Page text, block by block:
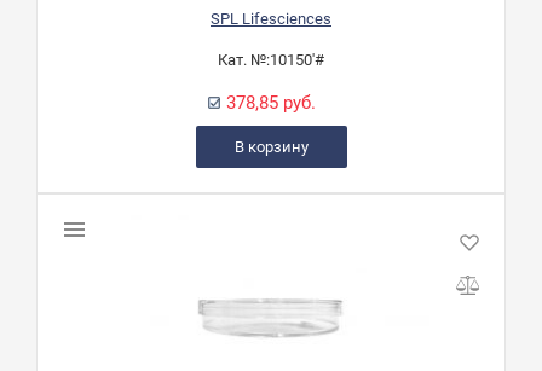
SPL Lifesciences
Кат. №:10150'#
378,85 руб.
В корзину